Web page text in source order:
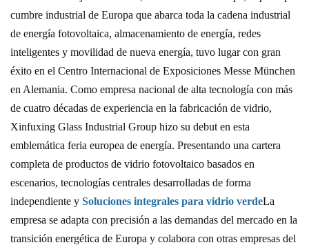
cumbre industrial de Europa que abarca toda la cadena industrial
de energía fotovoltaica, almacenamiento de energía, redes
inteligentes y movilidad de nueva energía, tuvo lugar con gran
éxito en el Centro Internacional de Exposiciones Messe München
en Alemania. Como empresa nacional de alta tecnología con más
de cuatro décadas de experiencia en la fabricación de vidrio,
Xinfuxing Glass Industrial Group hizo su debut en esta
emblemática feria europea de energía. Presentando una cartera
completa de productos de vidrio fotovoltaico basados ​​en
escenarios, tecnologías centrales desarrolladas de forma
independiente y Soluciones integrales para vidrio verdeLa
empresa se adapta con precisión a las demandas del mercado en la
transición energética de Europa y colabora con otras empresas del